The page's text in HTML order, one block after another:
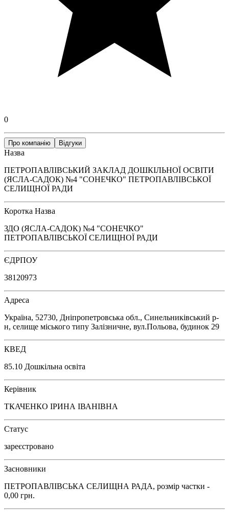
0
Про компанію Відгуки
Назва
ПЕТРОПАВЛІВСЬКИЙ ЗАКЛАД ДОШКІЛЬНОЇ ОСВІТИ
(ЯСЛА-САДОК) №4 "СОНЕЧКО" ПЕТРОПАВЛІВСЬКОЇ
СЕЛИЩНОЇ РАДИ
Коротка Назва
ЗДО (ЯСЛА-САДОК) №4 "СОНЕЧКО"
ПЕТРОПАВЛІВСЬКОЇ СЕЛИЩНОЇ РАДИ
ЄДРПОУ
38120973
Адреса
Україна, 52730, Дніпропетровська обл., Синельниківський р-
н, селище міського типу Залізничне, вул.Польова, будинок 29
КВЕД
85.10 Дошкільна освіта
Керівник
ТКАЧЕНКО ІРИНА ІВАНІВНА
Статус
зареєстровано
Засновники
ПЕТРОПАВЛІВСЬКА СЕЛИЩНА РАДА, розмір частки -
0,00 грн.